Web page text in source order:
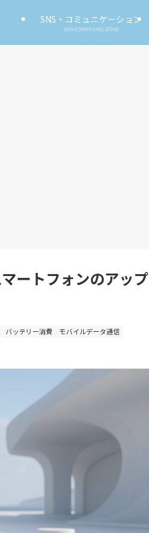
SNS・コミュニケーション
sns-communication
ートフォンのアップ
バッテリー消費 モバイルデータ通信